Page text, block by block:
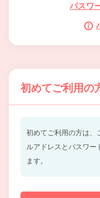
パスワ
初めてご利用の
初めてご利用の方は、
ルアドレスとパスワー
ます。